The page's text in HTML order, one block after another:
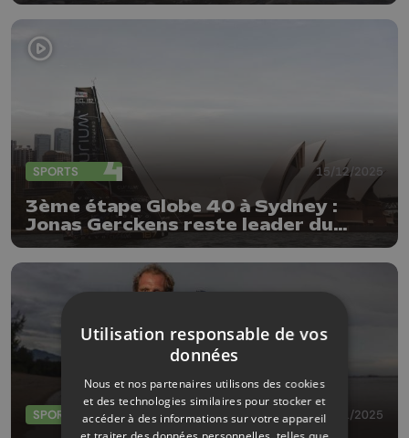
SPORTS 15/12/2025
3ème étape Globe 40 à Sydney :
Jonas Gerckens reste leader du
classement général
SPORTS 21/11/2025
Utilisation responsable de vos
données
Nous et nos partenaires utilisons des cookies
et des technologies similaires pour stocker et
accéder à des informations sur votre appareil